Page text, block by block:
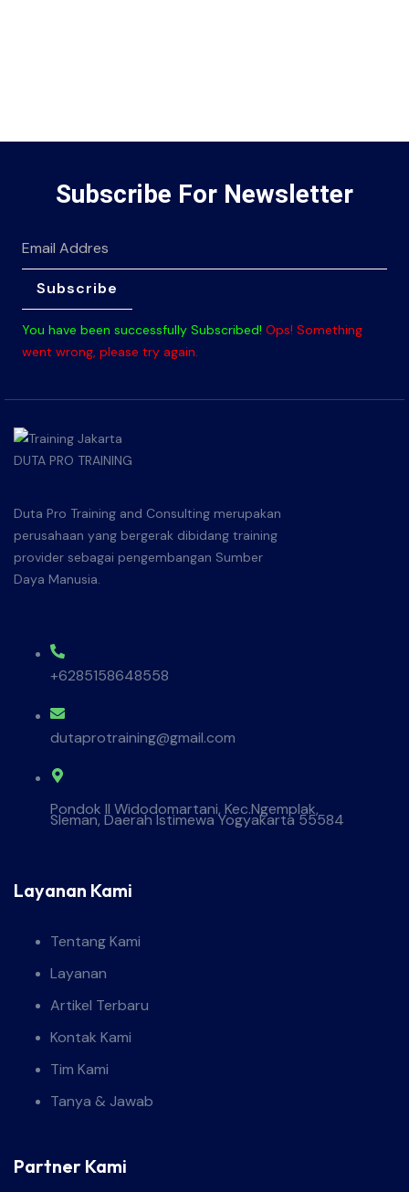
Subscribe For Newsletter
Subscribe
You have been successfully Subscribed! Ops! Something
went wrong, please try again.
Duta Pro Training and Consulting merupakan
perusahaan yang bergerak dibidang training
provider sebagai pengembangan Sumber
Daya Manusia.
+6285158648558
dutaprotraining@gmail.com
Pondok II Widodomartani, Kec.Ngemplak,
Sleman, Daerah Istimewa Yogyakarta 55584
Layanan Kami
Tentang Kami
Layanan
Artikel Terbaru
Kontak Kami
Tim Kami
Tanya & Jawab
Partner Kami